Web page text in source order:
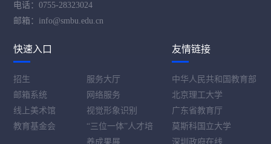
电话：0755-28323024
邮箱：info@smbu.edu.cn
快速入口
招生
服务大厅
邮箱系统
网络服务
线上美术馆
视觉形象识别
教育基金会
“三位一体”人才培
养成果展
友情链接
中华人民共和国教育部
北京理工大学
广东省教育厅
莫斯科国立大学
深圳政府在线